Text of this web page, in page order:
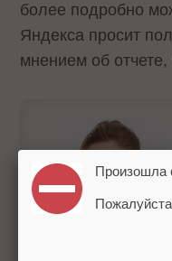
более подробно
Яндекса просит
мнением об
Произошла